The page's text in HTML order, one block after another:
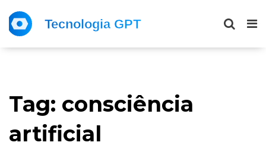
Tag: consciência
artificial